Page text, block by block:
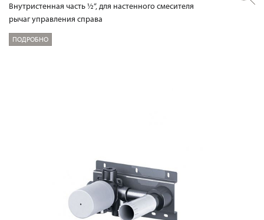
Внутристенная часть ½“, для настенного смесителя
рычаг управления справа
ПОДРОБНО